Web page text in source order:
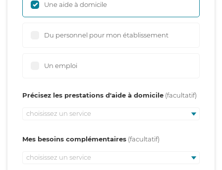
Une aide à domicile
Du personnel pour mon établissement
Un emploi
Précisez les prestations d'aide à domicile
choisissez un service
Mes besoins complémentaires
choisissez un service